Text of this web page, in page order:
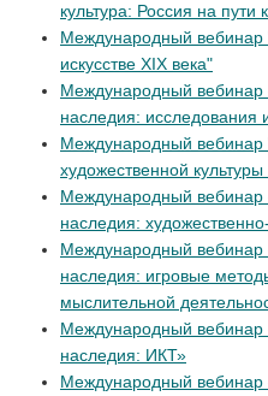
культура: Россия на пути
Международный
искусстве XIX века"
Международный вебинар
наследия: исследования
Международный вебинар
художественной культуры
Международный вебинар
наследия:
Международный вебинар
наследия: игровые
мыслительной
Международный вебинар
наследия: ИКТ»
Международный вебинар